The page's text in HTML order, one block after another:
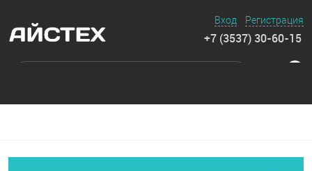
Вход Регистрация
+7 (3537) 30-60-15